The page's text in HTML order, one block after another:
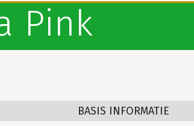
Pink
BASIS INFORMATIE